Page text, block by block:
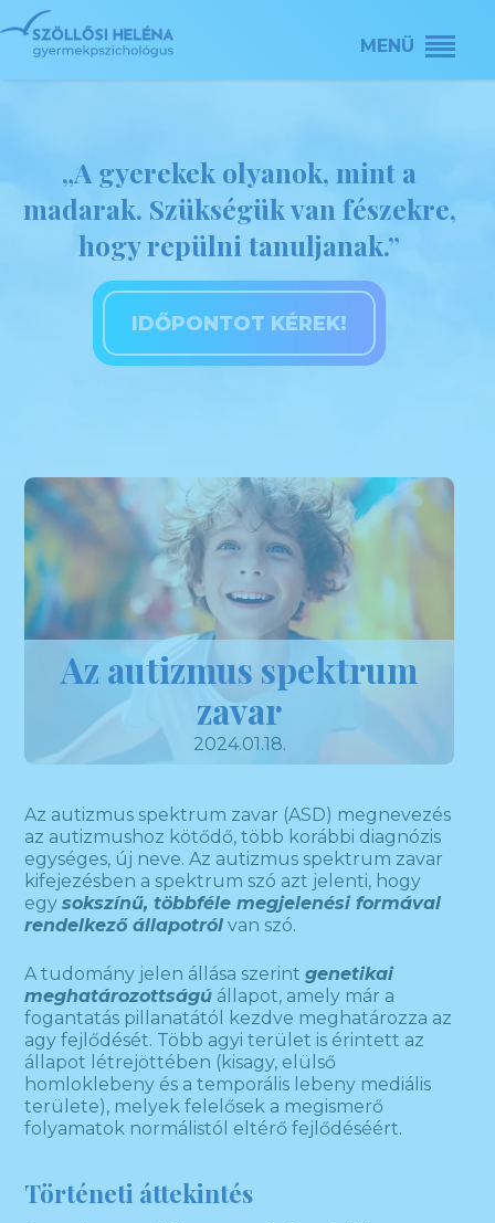
„A gyerekek olyanok, mint a
madarak. Szükségük van fészekre,
hogy repülni tanuljanak.”
IDŐPONTOT KÉREK!
Az autizmus spektrum
zavar
2024.01.18.
Az autizmus spektrum zavar (ASD) megnevezés
az autizmushoz kötődő, több korábbi diagnózis
egységes, új neve. Az autizmus spektrum zavar
kifejezésben a spektrum szó azt jelenti, hogy
egysokszínű, többféle megjelenési formával
rendelkező állapotról van szó.
A tudomány jelen állása szerintgenetikai
meghatározottságú állapot, amely már a
fogantatás pillanatától kezdve meghatározza az
agy fejlődését. Több agyi terület is érintett az
állapot létrejöttében (kisagy, elülső
homloklebeny és a temporális lebeny mediális
területe), melyek felelősek a megismerő
folyamatok normálistól eltérő fejlődéséért.
Történeti áttekintés